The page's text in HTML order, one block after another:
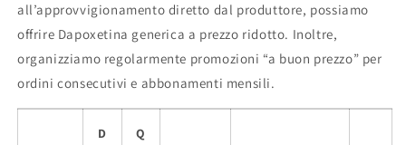
all’approvvigionamento diretto dal produttore, possiamo
offrire Dapoxetina generica a prezzo ridotto. Inoltre,
organizziamo regolarmente promozioni “a buon prezzo” per
ordini consecutivi e abbonamenti mensili.
D
Q